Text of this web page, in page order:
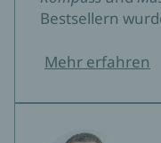
Bestsellern
Mehr erfahren